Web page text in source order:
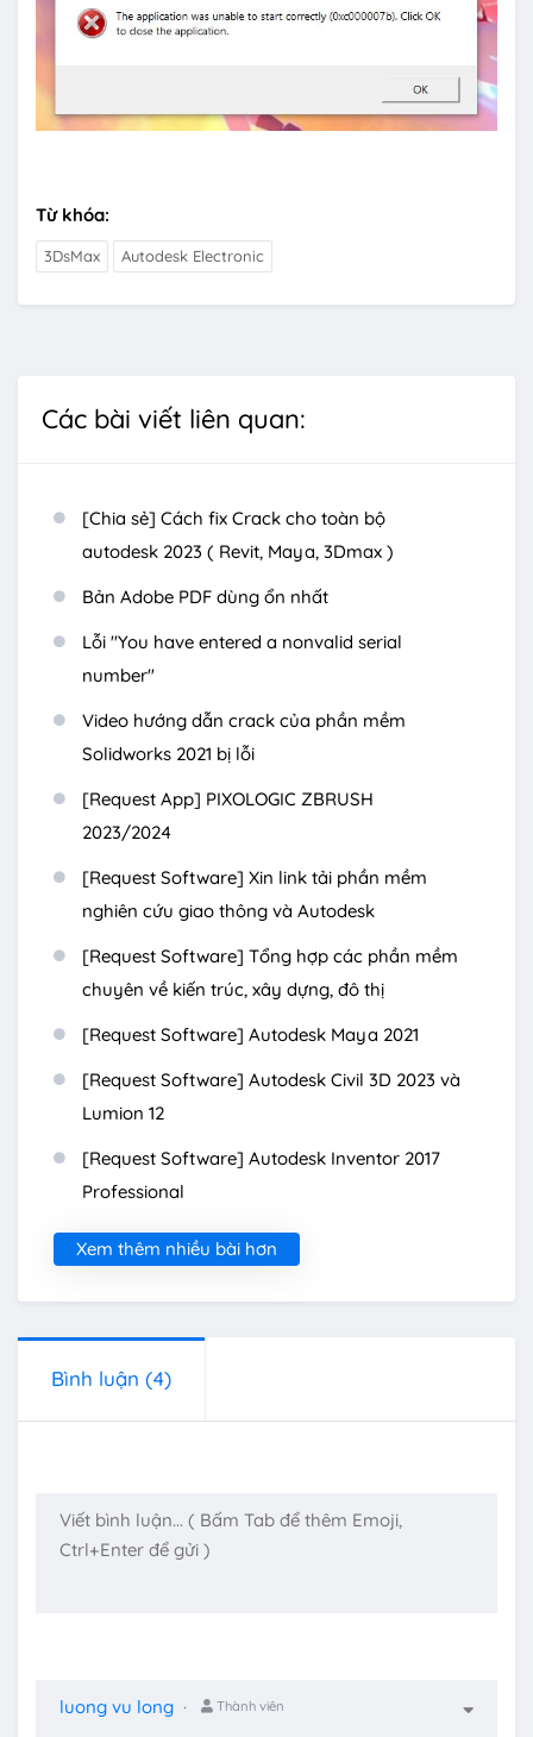
Từ khóa:
3DsMax Autodesk Electronic
Các bài viết liên quan:
[Chia sẻ] Cách fix Crack cho toàn bộ
autodesk 2023 ( Revit, Maya, 3Dmax )
Bản Adobe PDF dùng ổn nhất
Lỗi "You have entered a nonvalid serial
number"
Video hướng dẫn crack của phần mềm
Solidworks 2021 bị lỗi
[Request App] PIXOLOGIC ZBRUSH
2023/2024
[Request Software] Xin link tải phần mềm
nghiên cứu giao thông và Autodesk
[Request Software] Tổng hợp các phần mềm
chuyên về kiến trúc, xây dựng, đô thị
[Request Software] Autodesk Maya 2021
[Request Software] Autodesk Civil 3D 2023 và
Lumion 12
[Request Software] Autodesk Inventor 2017
Professional
Xem thêm nhiều bài hơn
Bình luận (4)
luong vu long Thành viên